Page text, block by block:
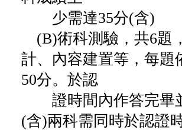
少需達35分(含)
(B)術科測驗，共6題
計、內容建置等，每題
50分。於認
證時間內作答完畢
(含)兩科需同時於認證